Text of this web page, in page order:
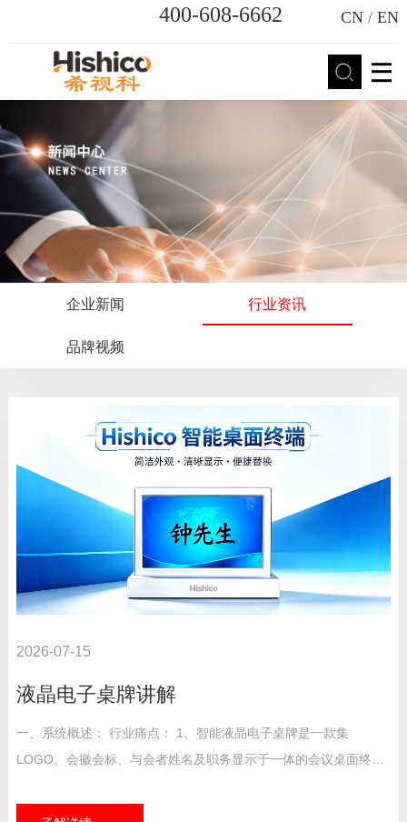
400-608-6662 CN /EN
企业新闻 行业资讯
品牌视频
2026-07-15
液晶电子桌牌讲解
一、系统概述： 行业痛点： 1、智能液晶电子桌牌是一款集
LOGO、会徽会标、与会者姓名及职务显示于一体的会议桌面终